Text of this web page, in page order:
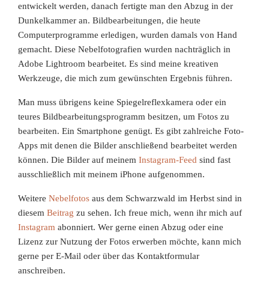
entwickelt werden, danach fertigte man den Abzug in der
Dunkelkammer an. Bildbearbeitungen, die heute
Computerprogramme erledigen, wurden damals von Hand
gemacht. Diese Nebelfotografien wurden nachträglich in
Adobe Lightroom bearbeitet. Es sind meine kreativen
Werkzeuge, die mich zum gewünschtenErgebnis führen.
Man muss übrigens keine Spiegelreflexkamera oder ein
teures Bildbearbeitungsprogramm besitzen, um Fotos zu
bearbeiten. Ein Smartphone genügt. Es gibt zahlreiche Foto-
Apps mit denen die Bilder anschließend bearbeitet werden
können. Die Bilder auf meinemInstagram-Feed sind fast
ausschließlich mit meinem iPhone aufgenommen.
WeitereNebelfotos aus dem Schwarzwald im Herbst sind in
diesemBeitrag zu sehen. Ich freue mich, wenn ihr mich auf
Instagram abonniert. Wer gerne einen Abzug oder eine
Lizenz zur Nutzung der Fotos erwerben möchte, kann mich
gerne per E-Mail oder über das Kontaktformular
anschreiben.